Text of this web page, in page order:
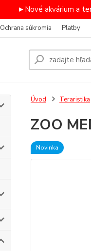
►Nové akvárium a
Ochrana súkromia Platby
Úvod Teraristika
ZOO
Novinka